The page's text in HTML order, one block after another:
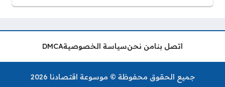
اتصل بنامن نحنسياسة الخصوصيةDMCA
جميع الحقوق محفوظة © موسوعة اقتصادنا 2026